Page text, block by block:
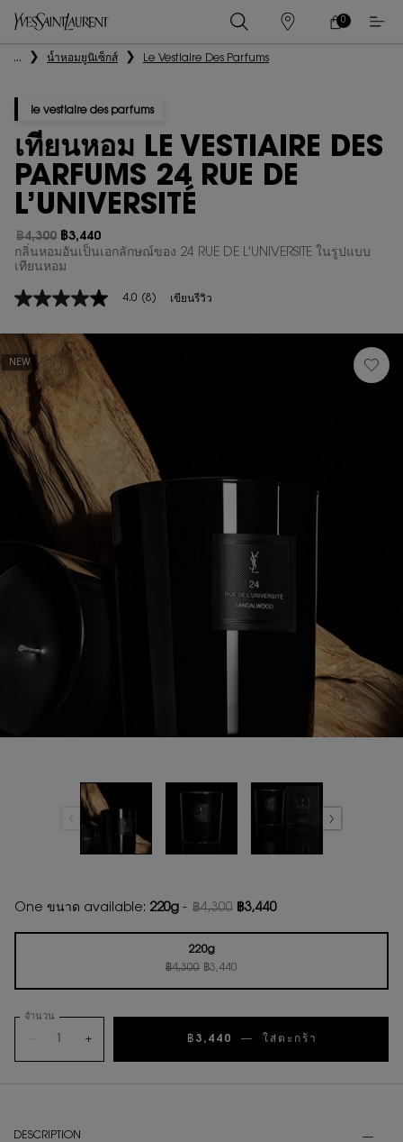
ร้าน
ค้า
ตะกร้า
0
0 PRODUCT IN
เนื้อหาหลัก
... น้ำหอมยูนิเซ็กส์ Le Vestiaire Des Parfums
le vestiaire des parfums
เทียนหอม LE VESTIAIRE DES
PARFUMS 24 RUE DE
L’UNIVERSITÉ
ราคาเก่า
฿4,300
ราคาใหม่
฿3,440
กลิ่นหอมอันเป็นเอกลักษณ์ของ 24 RUE DE L'UNIVERSITE ในรูปแบบ
เทียนหอม
4.0
5
ดาว
ค่า
คะแนน
เฉลี่ย
Read
8
Reviews.
ลิงก์
หน้า
เดียวกัน
4.0 (8) เขียนรีวิว
NEW
One ขนาด available: 220g - ฿4,300 ฿3,440
Selected
220g
ราคาเก่า
฿4,300 ราคาใหม่
฿3,440
, 1 of 1
จำนวน
+ ฿3,440 ― ใส่ตะกร้า
DESCRIPTION